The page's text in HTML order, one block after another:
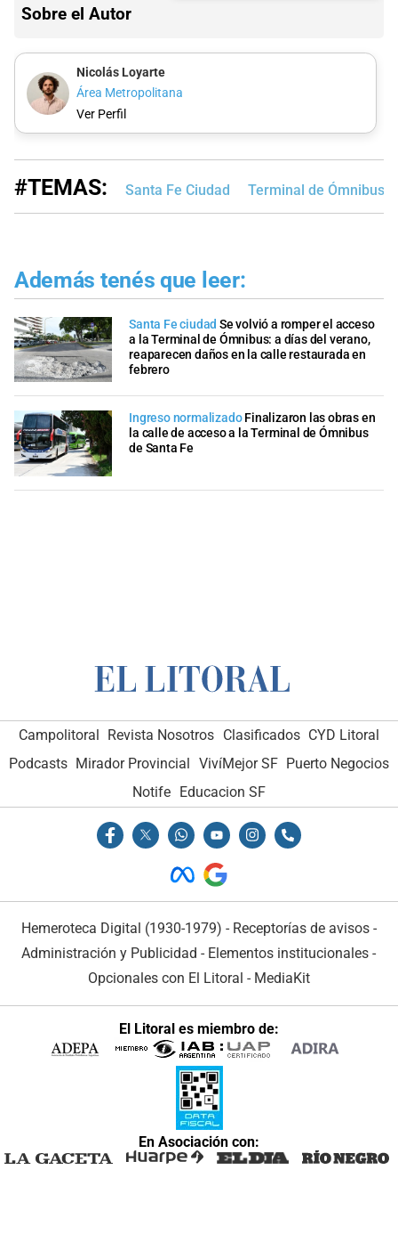
Sobre el Autor
Nicolás Loyarte
Área Metropolitana
Ver Perfil
#TEMAS: Santa Fe Ciudad Terminal de Ómnibus
Además tenés que leer:
Santa Fe ciudad Se volvió a romper el acceso
a la Terminal de Ómnibus: a días del verano,
reaparecen daños en la calle restaurada en
febrero
Ingreso normalizado Finalizaron las obras en
la calle de acceso a la Terminal de Ómnibus
de Santa Fe
Campolitoral Revista Nosotros Clasificados CYD Litoral
Podcasts Mirador Provincial VivíMejor SF Puerto Negocios
Notife Educacion SF
Hemeroteca Digital (1930-1979) - Receptorías de avisos -
Administración y Publicidad - Elementos institucionales -
Opcionales con El Litoral - MediaKit
El Litoral es miembro de:
En Asociación con: